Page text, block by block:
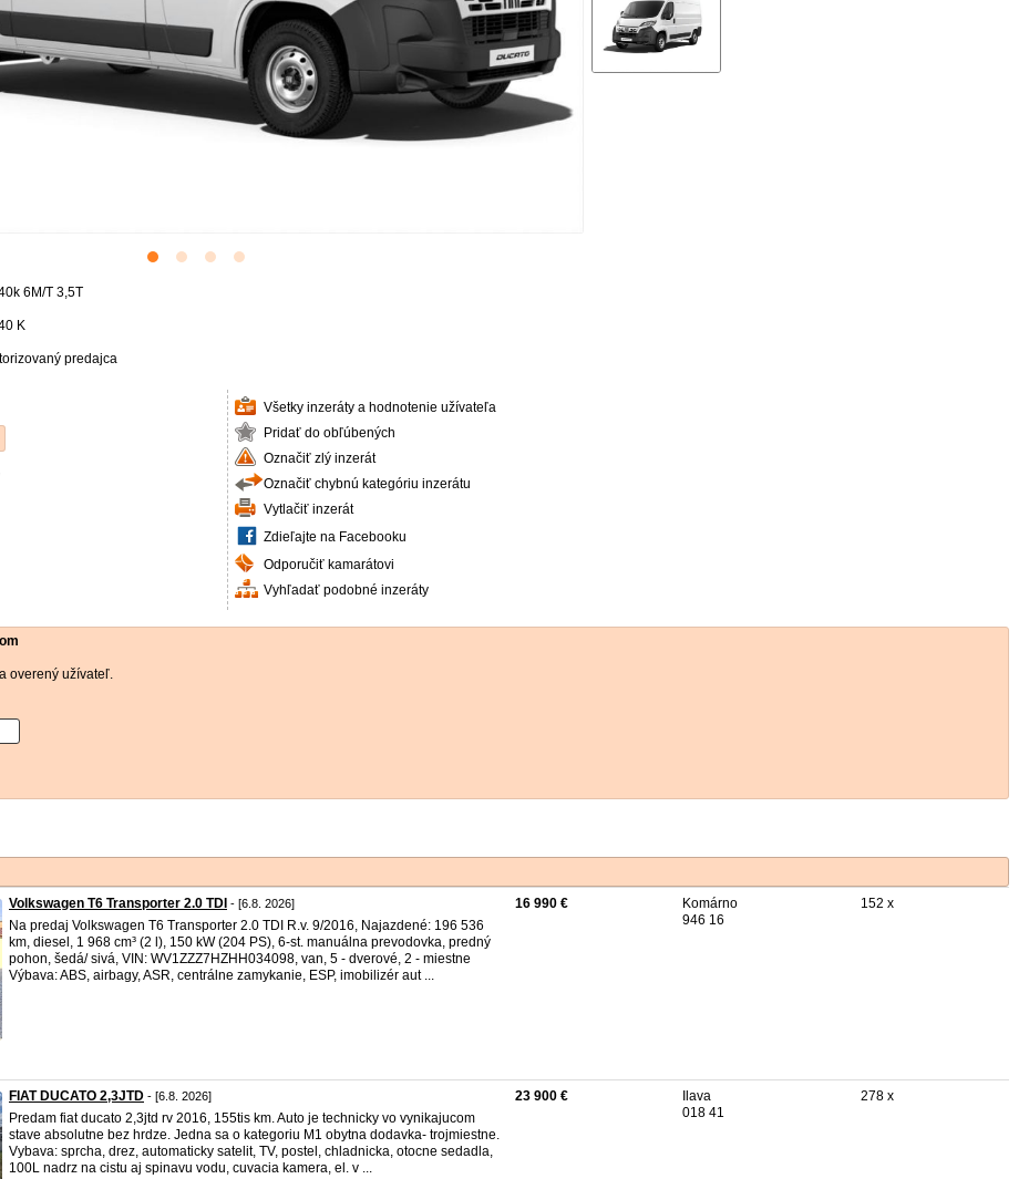
6M/T 3,5T
K
predajca
Všetky inzeráty a hodnotenie užívateľa
Pridať do obľúbených
Označiť zlý inzerát
Označiť chybnú kategóriu inzerátu
Vytlačiť inzerát
Zdieľajte na Facebooku
Odporučiť kamarátovi
Vyhľadať podobné inzeráty
overený užívateľ.
Volkswagen T6 Transporter 2.0 TDI - [6.8. 2026]
Na predaj Volkswagen T6 Transporter 2.0 TDI R.v. 9/2016, Najazdené: 196 536
km, diesel, 1 968 cm³ (2 l), 150 kW (204 PS), 6-st. manuálna prevodovka, predný
pohon, šedá/ sivá, VIN: WV1ZZZ7HZHH034098, van, 5 - dverové, 2 - miestne
Výbava: ABS, airbagy, ASR, centrálne zamykanie, ESP, imobilizér aut ...
16 990 €
Komárno
946 16
152 x
FIAT DUCATO 2,3JTD - [6.8. 2026]
Predam fiat ducato 2,3jtd rv 2016, 155tis km. Auto je technicky vo vynikajucom
stave absolutne bez hrdze. Jedna sa o kategoriu M1 obytna dodavka- trojmiestne.
Vybava: sprcha, drez, automaticky satelit, TV, postel, chladnicka, otocne sedadla,
100L nadrz na cistu aj spinavu vodu, cuvacia kamera, el. v ...
23 900 €
Ilava
018 41
278 x